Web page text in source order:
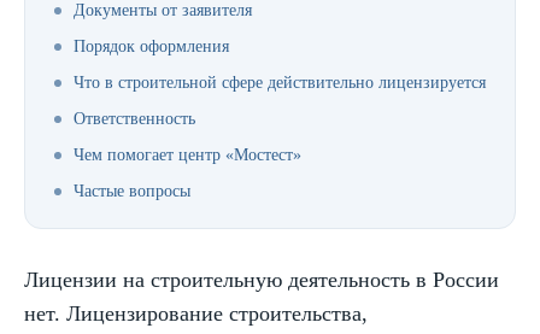
Документы от заявителя
Порядок оформления
Что в строительной сфере действительно лицензируется
Ответственность
Чем помогает центр «Мостест»
Частые вопросы
Лицензии на строительную деятельность в России
нет. Лицензирование строительства,